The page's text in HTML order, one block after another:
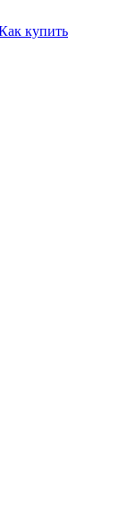
купить